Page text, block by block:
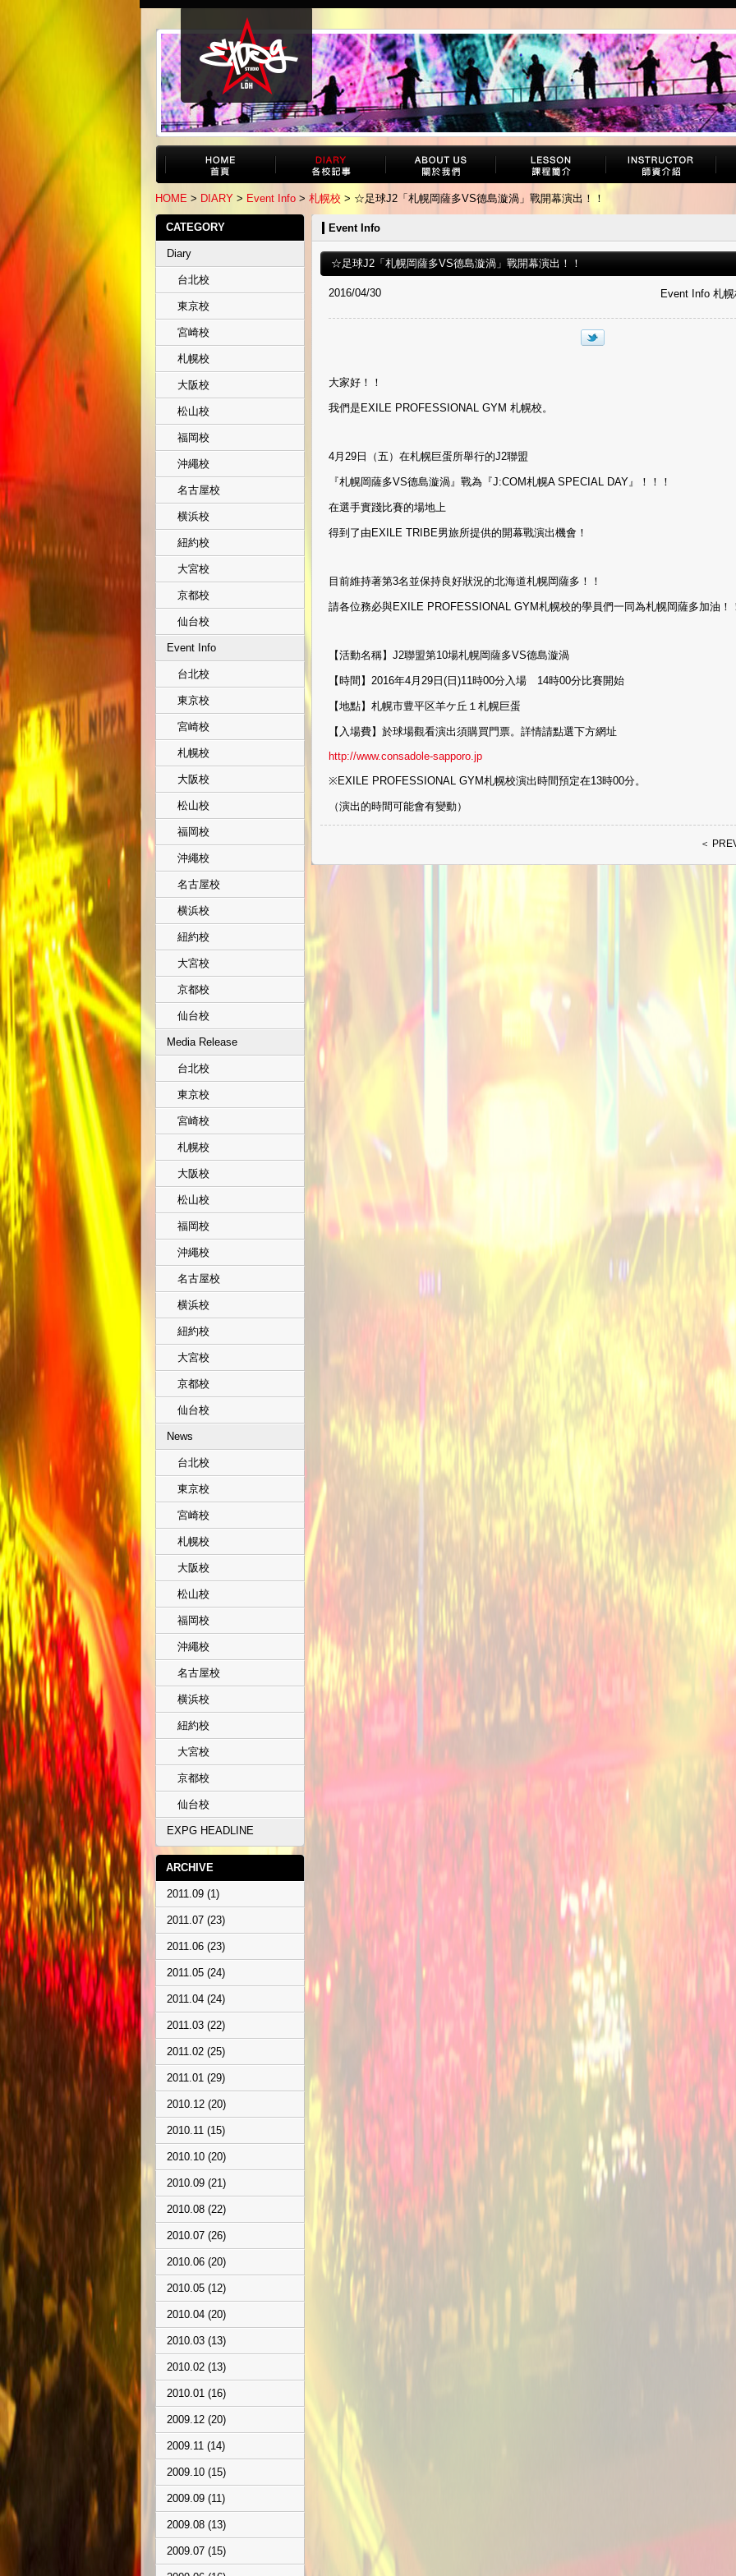
HOME > DIARY > Event Info > 札幌校 > ☆足球J2「札幌岡薩多VS德島漩渦」戰開幕演出！！
CATEGORY
Diary
台北校
東京校
宮崎校
札幌校
大阪校
松山校
福岡校
沖繩校
名古屋校
横浜校
紐約校
大宮校
京都校
仙台校
Event Info
台北校
東京校
宮崎校
札幌校
大阪校
松山校
福岡校
沖繩校
名古屋校
横浜校
紐約校
大宮校
京都校
仙台校
Media Release
台北校
東京校
宮崎校
札幌校
大阪校
松山校
福岡校
沖繩校
名古屋校
横浜校
紐約校
大宮校
京都校
仙台校
News
台北校
東京校
宮崎校
札幌校
大阪校
松山校
福岡校
沖繩校
名古屋校
横浜校
紐約校
大宮校
京都校
仙台校
EXPG HEADLINE
ARCHIVE
2011.09 (1)
2011.07 (23)
2011.06 (23)
2011.05 (24)
2011.04 (24)
2011.03 (22)
2011.02 (25)
2011.01 (29)
2010.12 (20)
2010.11 (15)
2010.10 (20)
2010.09 (21)
2010.08 (22)
2010.07 (26)
2010.06 (20)
2010.05 (12)
2010.04 (20)
2010.03 (13)
2010.02 (13)
2010.01 (16)
2009.12 (20)
2009.11 (14)
2009.10 (15)
2009.09 (11)
2009.08 (13)
2009.07 (15)
Event Info
☆足球J2「札幌岡薩多VS德島漩渦」戰開幕演出！！
2016/04/30 Event Info 札
大家好！！
我們是EXILE PROFESSIONAL GYM 札幌校。
4月29日（五）在札幌巨蛋所舉行的J2聯盟
『札幌岡薩多VS德島漩渦』戰為『J:COM札幌A SPECIAL DAY』！！！
在選手實踐比賽的場地上
得到了由EXILE TRIBE男旅所提供的開幕戰演出機會！
目前維持著第3名並保持良好狀況的北海道札幌岡薩多！！
請各位務必與EXILE PROFESSIONAL GYM札幌校的學員們一同為札幌岡薩多加油！
【活動名稱】J2聯盟第10場札幌岡薩多VS德島漩渦
【時間】2016年4月29日(日)11時00分入場 14時00分比賽開始
【地點】札幌市豊平区羊ケ丘１札幌巨蛋
【入場費】於球場觀看演出須購買門票。詳情請點選下方網址
http://www.consadole-sapporo.jp
※EXILE PROFESSIONAL GYM札幌校演出時間預定在13時00分。
（演出的時間可能會有變動）
＜